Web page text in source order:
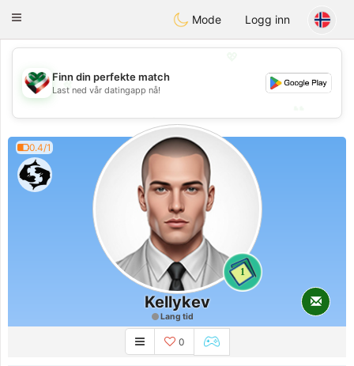
KuwaitChat
Toggle
Mode Logg inn
💖
💕
Finn din perfekte match
Last ned vår datingapp nå!
0.4/1
1
Kellykev
Lang tid
0